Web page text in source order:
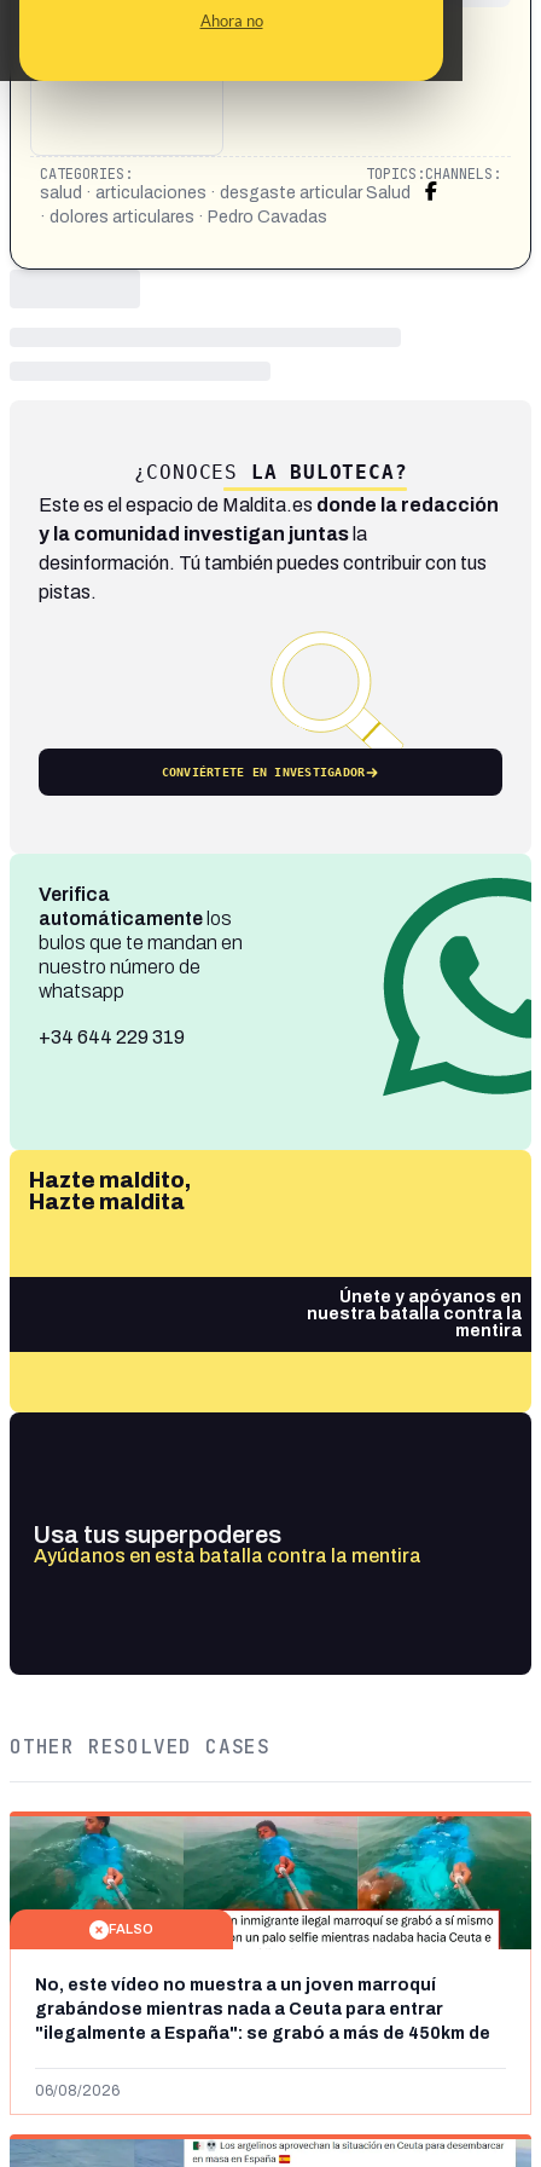
Ahora no
https://www.facebook.com/share/1CSoy1paio/
CATEGORIES:
salud · articulaciones · desgaste articular
· dolores articulares · Pedro Cavadas
TOPICS:
Salud
CHANNELS:
¿CONOCES LA BULOTECA?
Este es el espacio de Maldita.es donde la redacción
y la comunidad investigan juntas la
desinformación. Tú también puedes contribuir con tus
pistas.
CONVIÉRTETE EN INVESTIGADOR
Verifica
automáticamente los
bulos que te mandan en
nuestro número de
whatsapp
+34 644 229 319
Hazte maldito,
Hazte maldita
Únete y apóyanos en
nuestra batalla contra la
mentira
Usa tus superpoderes
Ayúdanos en esta batalla contra la mentira
OTHER RESOLVED CASES
FALSO
No, este vídeo no muestra a un joven marroquí
grabándose mientras nada a Ceuta para entrar
"ilegalmente a España": se grabó a más de 450km de
06/08/2026